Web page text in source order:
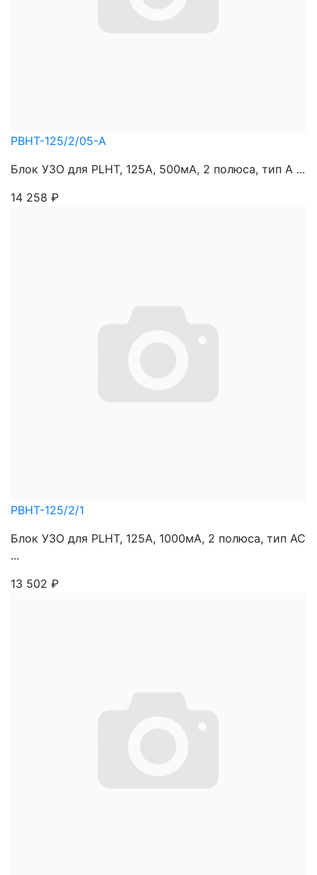
PBHT-125/2/05-A
Блок УЗО для PLHT, 125A, 500мА, 2 полюса, тип А ...
14 258 ₽
PBHT-125/2/1
Блок УЗО для PLHT, 125A, 1000мА, 2 полюса, тип АС
...
13 502 ₽